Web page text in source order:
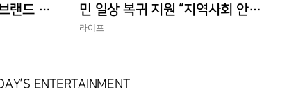
랜드 경
민 일상 복귀 지원 “지역사회 안정
에 총력”
라이프
ENTERTAINMENT